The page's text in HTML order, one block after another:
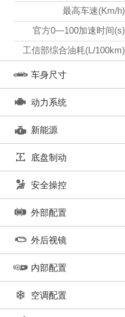
最高车速(Km/h)
官方0—100加速时间(s)
工信部综合油耗(L/100km)
车身尺寸
动力系统
新能源
底盘制动
安全操控
外部配置
外后视镜
内部配置
空调配置